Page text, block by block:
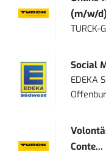
(m/w/
TURCK-
Social
EDEKA
Conte...